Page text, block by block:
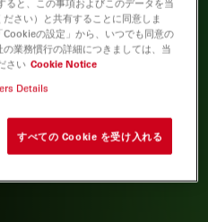
さい）と共有することに同意しま
の設定」から、いつでも同意の
業務慣行の詳細につきましては、当
さい Cookie Notice
Details
すべての Cookie を受け入れる